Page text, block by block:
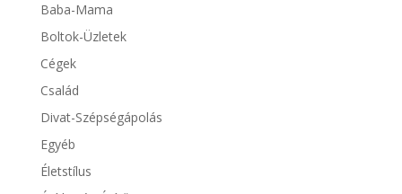
Baba-Mama
Boltok-Üzletek
Cégek
Család
Divat-Szépségápolás
Egyéb
Életstílus